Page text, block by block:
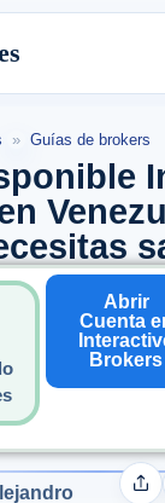
» Guías de brokers
Abrir
Cuenta
Brokers